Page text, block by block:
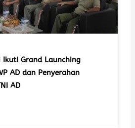
Grand Launching
AD dan Penyerahan
AD